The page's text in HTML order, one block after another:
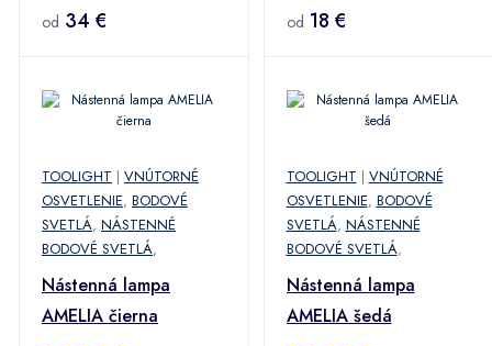
od 34 € od 18 €
TOOLIGHT | VNÚTORNÉ
OSVETLENIE, BODOVÉ
SVETLÁ, NÁSTENNÉ
BODOVÉ SVETLÁ,
Nástenná lampa
AMELIA čierna
TOOLIGHT | VNÚTORNÉ
OSVETLENIE, BODOVÉ
SVETLÁ, NÁSTENNÉ
BODOVÉ SVETLÁ,
Nástenná lampa
AMELIA šedá